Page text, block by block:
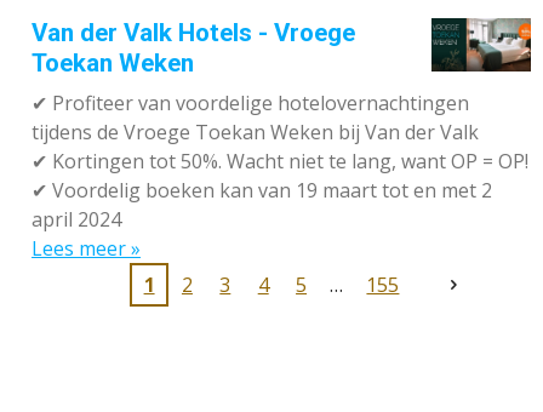
Van der Valk Hotels - Vroege
Toekan Weken
✔ Profiteer van voordelige hotelovernachtingen
tijdens de Vroege Toekan Weken bij Van der Valk
✔ Kortingen tot 50%. Wacht niet te lang, want OP = OP!
✔ Voordelig boeken kan van 19 maart tot en met 2
april 2024
Lees meer »
1
2 3 4 5 155